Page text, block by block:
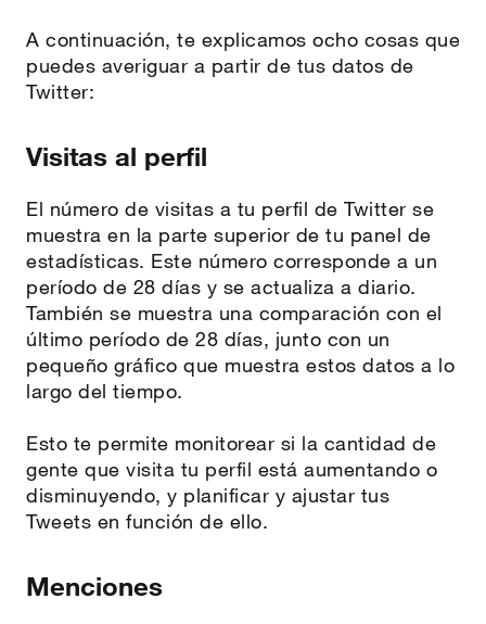
A continuación, te explicamos ocho cosas que
puedes averiguar a partir de tus datos de
Twitter:
Visitas al perfil
El número de visitas a tu perfil de Twitter se
muestra en la parte superior de tu panel de
estadísticas. Este número corresponde a un
período de 28 días y se actualiza a diario.
También se muestra una comparación con el
último período de 28 días, junto con un
pequeño gráfico que muestra estos datos a lo
largo del tiempo.
Esto te permite monitorear si la cantidad de
gente que visita tu perfil está aumentando o
disminuyendo, y planificar y ajustar tus
Tweets en función de ello.
Menciones